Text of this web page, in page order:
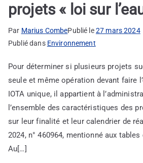
projets « loi sur
Par Marius CombePublié le27 mars 2024
Publié dans Environnement
Pour déterminer si plusieurs projets
seule et même opération devant faire
IOTA unique, il appartient à
l’ensemble des caractéristiques des
sur leur finalité et leur calendrier de
2024, n° 460964, mentionné aux
Au[…]